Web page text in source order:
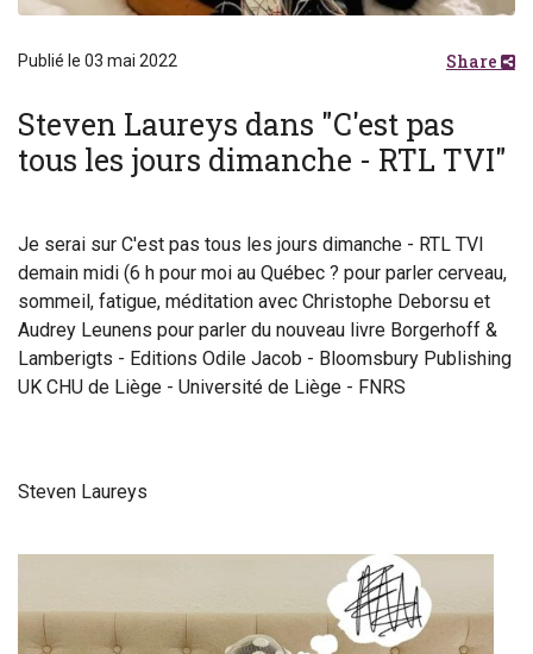
Publié le 03 mai 2022 Share
Steven Laureys dans "C'est pas
tous les jours dimanche - RTL TVI"
Je serai sur C'est pas tous les jours dimanche - RTL TVI
demain midi (6 h pour moi au Québec ? pour parler cerveau,
sommeil, fatigue, méditation avec Christophe Deborsu et
Audrey Leunens pour parler du nouveau livre Borgerhoff &
Lamberigts - Editions Odile Jacob - Bloomsbury Publishing
UK CHU de Liège - Université de Liège - FNRS
Steven Laureys